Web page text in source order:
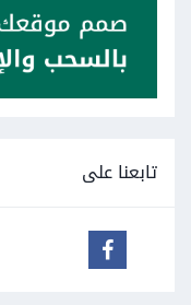
تابعنا على